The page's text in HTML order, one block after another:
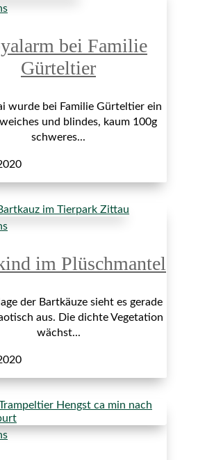
bei Familie
Gürteltier
wurde bei Familie Gürteltier ein
und blindes, kaum 100g
schweres...
im Plüschmantel
der Bartkäuze sieht es gerade
aus. Die dichte Vegetation
wächst...